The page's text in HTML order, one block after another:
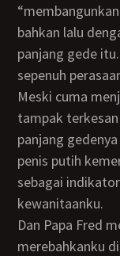
bahkan lalu
panjang gede
sepenuh
Meski cuma menjilati tanpa mengulumnya, Papa Fred
tampak
panjang
penis putih
sebagai
kewanitaanku.
Dan Papa Fred memang melakukannya. Ia
merebahkanku